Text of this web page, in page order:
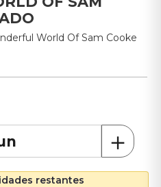
World Of Sam Cooke
＋
restantes